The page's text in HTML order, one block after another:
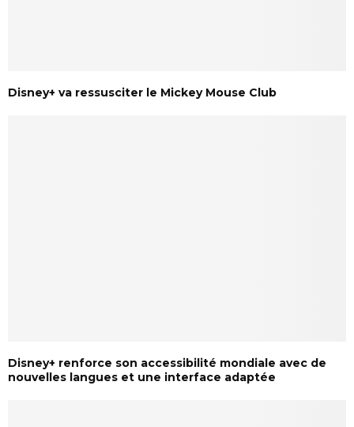
Disney+ va ressusciter le Mickey Mouse Club
Disney+ renforce son accessibilité mondiale avec de
nouvelles langues et une interface adaptée